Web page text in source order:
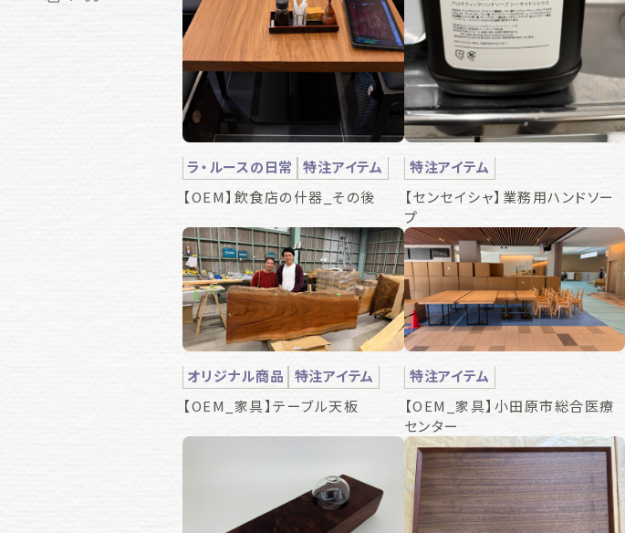
ラ・ルースの日常
特注アイテム
【OEM】飲食店の什器_その後
特注アイテム
【センセイシャ】業務用ハンドソー
プ
オリジナル商品
特注アイテム
【OEM_家具】テーブル天板
特注アイテム
【OEM_家具】小田原市総合医療
センター